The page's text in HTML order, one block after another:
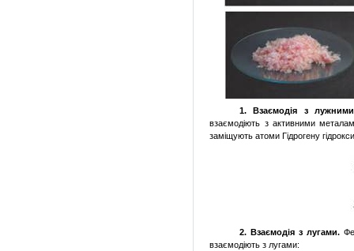
1. Взаємодія з
взаємодіють з активними
заміщують атоми Гідрогену
2. Взаємодія з лугами.
взаємодіють з лугами: